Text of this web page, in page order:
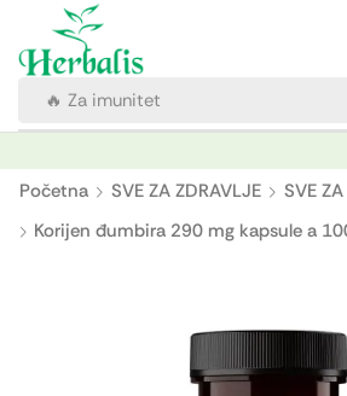
🔥 Za imunitet
Početna SVE ZA ZDRAVLJE
SVE
Korijen đumbira 290 mg kapsule a